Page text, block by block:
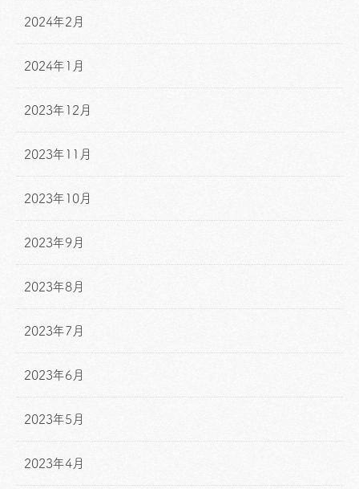
2024年2月
2024年1月
2023年12月
2023年11月
2023年10月
2023年9月
2023年8月
2023年7月
2023年6月
2023年5月
2023年4月